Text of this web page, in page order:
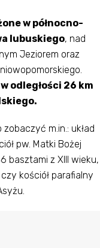
w północno-
lubuskiego, nad
Jeziorem oraz
odległości 26 km
m.in.: układ
pw. Matki Bożej
basztami z XIII wieku,
kościół parafialny